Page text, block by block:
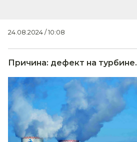
24.08.2024 / 10:08
Причина: дефект на турбине.